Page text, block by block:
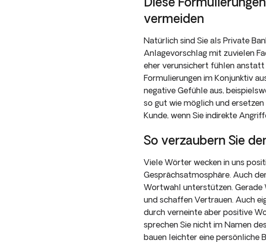
vermeiden
Natürlich sind Sie als Private
Anlagevorschlag mit zuvielen
eher verunsichert fühlen anstatt
Formulierungen im Konjunktiv
negative Gefühle aus,
so gut wie möglich und
Kunde, wenn Sie indirekte
So verzaubern Sie
Viele Wörter wecken in uns
Gesprächsatmosphäre. Auch
Wortwahl unterstützen. Gerade
und schaffen Vertrauen. Auch
durch verneinte aber positive
sprechen Sie nicht im Namen
bauen leichter eine persönliche